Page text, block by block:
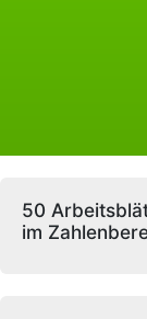
50
im